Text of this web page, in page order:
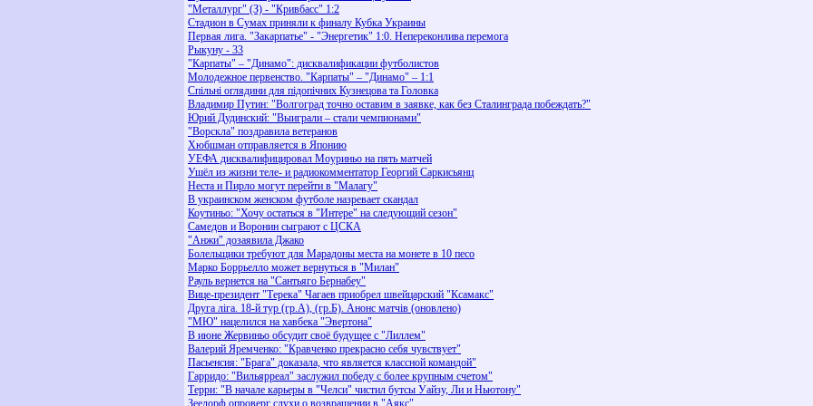
"Металлург" (З) - "Кривбасс" 1:2
Стадион в Сумах приняли к финалу Кубка Украины
Первая лига. "Закарпатье" - "Энергетик" 1:0. Непереконлива перемога
Рыкуну - 33
"Карпаты" – "Динамо": дисквалификации футболистов
Молодежное первенство. "Карпаты" – "Динамо" – 1:1
Спільні оглядини для підопічних Кузнецова та Головка
Владимир Путин: "Волгоград точно оставим в заявке, как без Сталинграда побеждать?"
Юрий Дудинский: "Выиграли – стали чемпионами"
"Ворскла" поздравила ветеранов
Хюбшман отправляется в Японию
УЕФА дисквалифицировал Моуриньо на пять матчей
Ушёл из жизни теле- и радиокомментатор Георгий Саркисьянц
Неста и Пирло могут перейти в "Малагу"
В украинском женском футболе назревает скандал
Коутиньо: "Хочу остаться в "Интере" на следующий сезон"
Самедов и Воронин сыграют с ЦСКА
"Анжи" дозаявила Джако
Болельщики требуют для Марадоны места на монете в 10 песо
Марко Боррьелло может вернуться в "Милан"
Рауль вернется на "Сантьяго Бернабеу"
Вице-президент "Терека" Чагаев приобрел швейцарский "Ксамакс"
Друга ліга. 18-й тур (гр.А), (гр.Б). Анонс матчів (оновлено)
"МЮ" нацелился на хавбека "Эвертона"
В июне Жервиньо обсудит своё будущее с "Лиллем"
Валерий Яремченко: "Кравченко прекрасно себя чувствует"
Пасьенсия: "Брага" доказала, что является классной командой"
Гарридо: "Вильярреал" заслужил победу с более крупным счетом"
Терри: "В начале карьеры в "Челси" чистил бутсы Уайзу, Ли и Ньютону"
Зеедорф опроверг слухи о возвращении в "Аякс"